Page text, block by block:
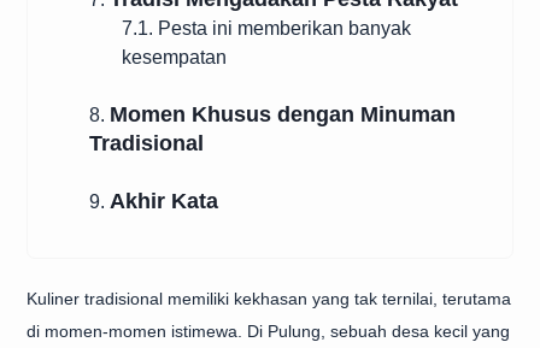
7.1. Pesta ini memberikan banyak
kesempatan
8. Momen Khusus dengan Minuman
Tradisional
9. Akhir Kata
Kuliner tradisional memiliki kekhasan yang tak ternilai, terutama
di momen-momen istimewa. Di Pulung, sebuah desa kecil yang